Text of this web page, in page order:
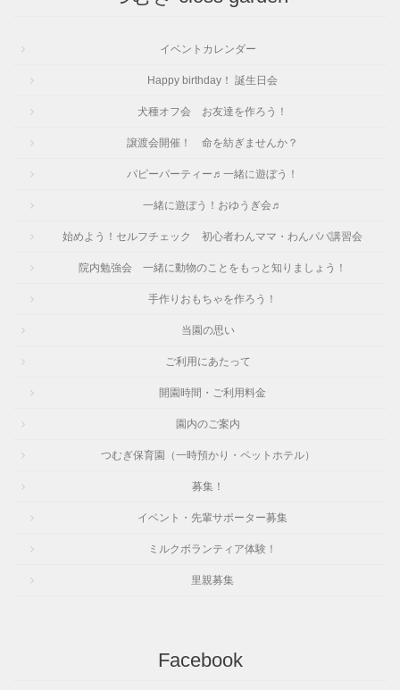
イベントカレンダー
Happy birthday！ 誕生日会
犬種オフ会 お友達を作ろう！
譲渡会開催！ 命を紡ぎませんか？
パピーパーティー♬一緒に遊ぼう！
一緒に遊ぼう！おゆうぎ会♬
始めよう！セルフチェック 初心者わんママ・わんパパ講習会
院内勉強会 一緒に動物のことをもっと知りましょう！
手作りおもちゃを作ろう！
当園の思い
ご利用にあたって
開園時間・ご利用料金
園内のご案内
つむぎ保育園（一時預かり・ペットホテル）
募集！
イベント・先輩サポーター募集
ミルクボランティア体験！
里親募集
Facebook